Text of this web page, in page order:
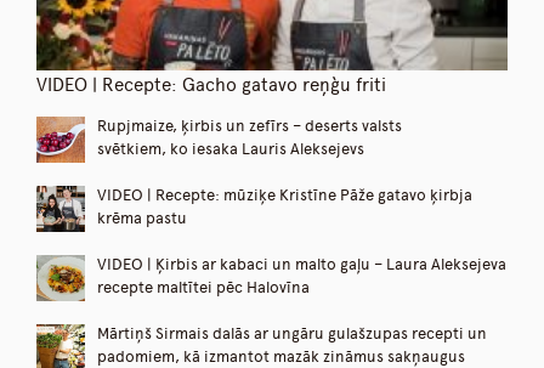
VIDEO | Recepte: Gacho gatavo reņģu friti
Rupjmaize, ķirbis un zefīrs – deserts valsts
svētkiem, ko iesaka Lauris Aleksejevs
VIDEO | Recepte: mūziķe Kristīne Pāže gatavo ķirbja
krēma pastu
VIDEO | Ķirbis ar kabaci un malto gaļu – Laura Aleksejeva
recepte maltītei pēc Halovīna
Mārtiņš Sirmais dalās ar ungāru gulašzupas recepti un
padomiem, kā izmantot mazāk zināmus sakņaugus